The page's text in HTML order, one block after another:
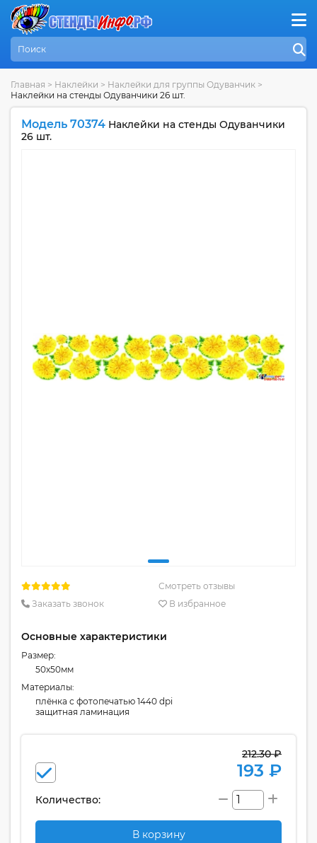
Главная > Наклейки > Наклейки для группы Одуванчик >
Наклейки на стенды Одуванчики 26 шт.
Модель 70374 Наклейки на стенды Одуванчики
26 шт.
Смотреть отзывы
Заказать звонок
В избранное
Основные характеристики
Размер:
50x50мм
Материалы:
плёнка с фотопечатью 1440 dpi
защитная ламинация
212.30 ₽
193 ₽
Количество:
В корзину